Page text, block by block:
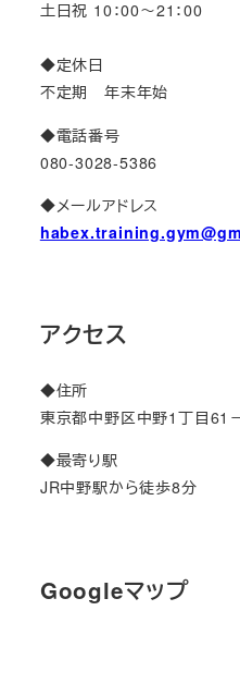
土日祝 10：00～21：00
◆定休日
不定期 年末年始
◆電話番号
080-3028-5386
◆メールアドレス
アクセス
◆住所
東京都中野区中野1丁目61
◆最寄り駅
JR中野駅から徒歩8分
Googleマップ